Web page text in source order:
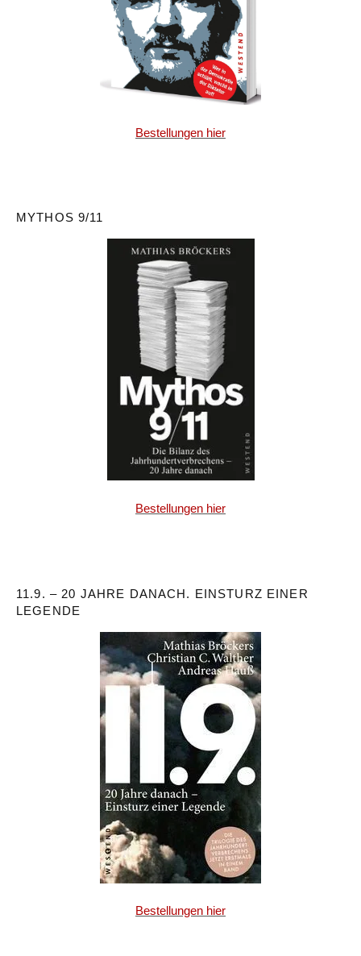
Bestellungen hier
MYTHOS 9/11
Bestellungen hier
11.9. – 20 JAHRE DANACH. EINSTURZ EINER
LEGENDE
Bestellungen hier